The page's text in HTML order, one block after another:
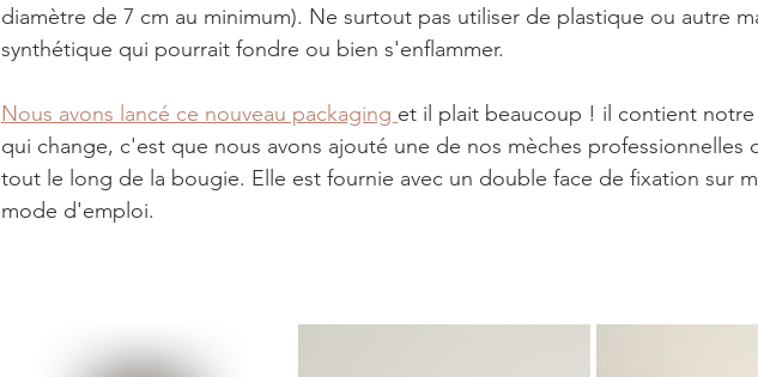
diamètre de 7 cm au minimum). Ne surtout pas utiliser de plastique ou autre
synthétique qui pourrait fondre ou bien s'enflammer.
Nous avons lancé ce nouveau packaging et il plait beaucoup ! il contient
qui change, c'est que nous avons ajouté une de nos mèches professionnelles
tout le long de la bougie. Elle est fournie avec un double face de fixation sur
mode d'emploi.